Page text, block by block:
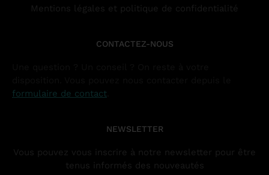
Mentions légales et politique de confidentialité
CONTACTEZ-NOUS
formulaire de contact
NEWSLETTER
Vous pouvez vous inscrire à notre newsletter pour être
tenus informés des nouveautés